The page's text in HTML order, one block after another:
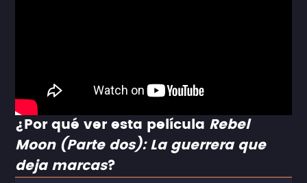
¿Por qué ver esta película Rebel
Moon (Parte dos): La guerrera que
deja marcas?